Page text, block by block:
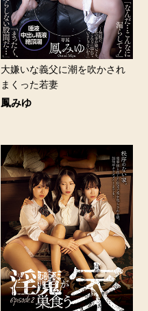
大嫌いな義父に潮を吹かされ
まくった若妻
鳳みゆ